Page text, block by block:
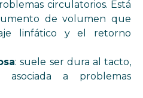
circulatorios. Está
de volumen que
linfático y el retorno
: suele ser dura al tacto,
a problemas